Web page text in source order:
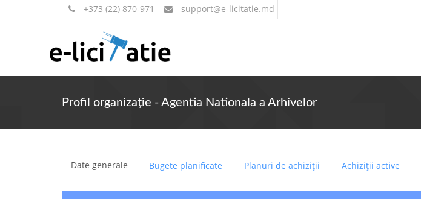
+373 (22) 870-971 support@e-licitatie.md
Profil organizație - Agentia Nationala a Arhivelor
Date generale Bugete planificate Planuri de achiziții Achiziții active